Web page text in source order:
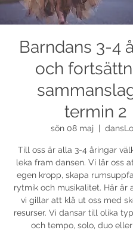
Barndans 3-4
och
termin 2
sön 08 maj
Till oss är alla 3-4 åringar
leka fram dansen. Vi lär oss
egen kropp, skapa
rytmik och musikalitet. Här är
vi gillar att klä ut oss med
resurser. Vi dansar till olika
och tempo, solo, duo